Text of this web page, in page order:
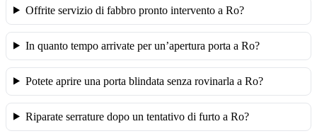
Offrite servizio di fabbro pronto intervento a Ro?
In quanto tempo arrivate per un’apertura porta a Ro?
Potete aprire una porta blindata senza rovinarla a Ro?
Riparate serrature dopo un tentativo di furto a Ro?